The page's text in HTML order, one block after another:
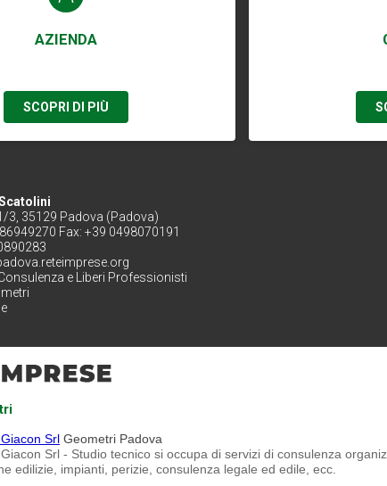
AZIENDA
SCOPRI DI PIÙ
3, 35129 Padova (Padova)
Fax: +39 0498070191
e Liberi Professionisti
Srl Geometri Padova
Srl - Studio tecnico si occupa di servizi di consulenza
edilizie, impianti, perizie, consulenza legale ed edile, ecc.